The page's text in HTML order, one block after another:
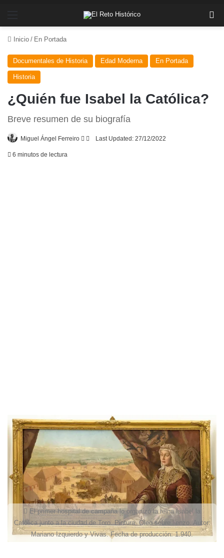
Inicio / En Portada
Documentales de Historia Edad Moderna En Portada
Historia
¿Quién fue Isabel la Católica?
Breve resumen de su biografía
Miguel Ángel Ferreiro
Follow
Send
Last Updated: 27/12/2022
6 minutos de lectura
El primer hospital de campaña lo organizó la reina Isabel la
Católica junto a la ciudad de Toro. Pintura. Óleo sobre lienzo. Autor:
Mariano Izquierdo y Vivas. Fecha de producción: 1.940.